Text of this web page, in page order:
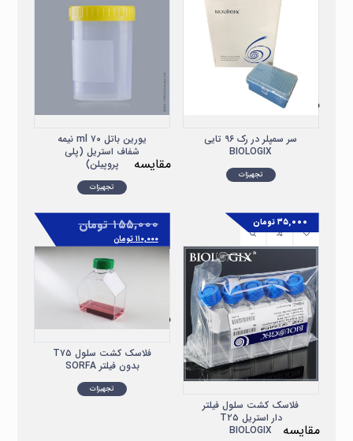
سر سمپلر در رک ۹۶ تایی
BIOLOGIX
تجهیزات
مقایسه
یورین باتل ۷۰ ml نیمه
شفاف استریل (پلی
پروپیلن)
تجهیزات
مقایسه
فلاسک کشت سلول فیلتر
دار استریل T۲۵
BIOLOGIX
۳۵,۰۰۰ تومان
مقایسه
فلاسک کشت سلول T۷۵
بدون فیلتر SORFA
تجهیزات
۱۵۵,۰۰۰تومان
۱۱۰,۰۰۰ تومان
مقایسه